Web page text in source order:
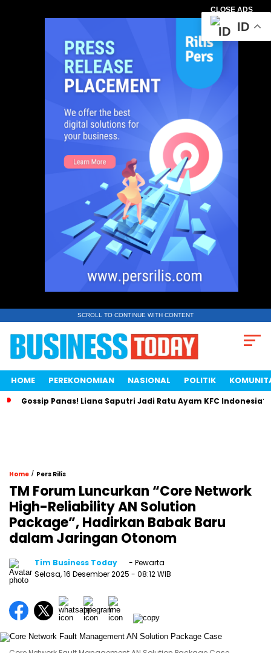
CLOSE ADS
SCROLL TO CONTINUE WITH CONTENT
HOME PEREKONOMIAN NASIONAL POLITIK
Gossip Panas! Liana Saputri Jadi Ratu Ayam KFC Indonesia?
Home / Pers Rilis
TM Forum Luncurkan “Core Network
High-Reliability AN Solution
Package”, Hadirkan Babak Baru
dalam Jaringan Otonom
Tim Business Today
- Pewarta
Selasa, 16 Desember 2025 - 08:12 WIB
ID